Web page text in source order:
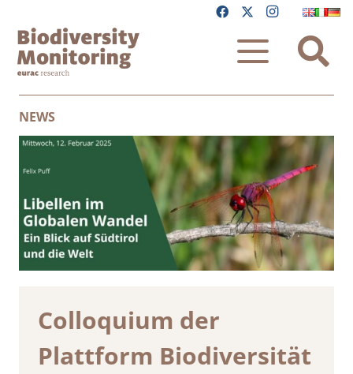
NEWS
Colloquium der
Plattform Biodiversität